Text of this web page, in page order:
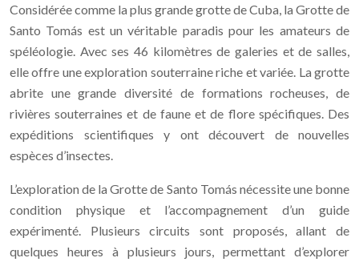
Considérée comme la plus grande grotte de Cuba, la Grotte de
Santo Tomás est un véritable paradis pour les amateurs de
spéléologie. Avec ses 46 kilomètres de galeries et de salles,
elle offre une exploration souterraine riche et variée. La grotte
abrite une grande diversité de formations rocheuses, de
rivières souterraines et de faune et de flore spécifiques. Des
expéditions scientifiques y ont découvert de nouvelles
espèces d’insectes.
L’exploration de la Grotte de Santo Tomás nécessite une bonne
condition physique et l’accompagnement d’un guide
expérimenté. Plusieurs circuits sont proposés, allant de
quelques heures à plusieurs jours, permettant d’explorer